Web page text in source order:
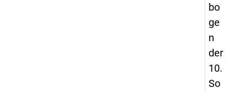
bo
ge
n
der
10.
So